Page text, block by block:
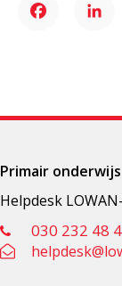
Facebook
Primair onderwijs
Helpdesk
030 232 48